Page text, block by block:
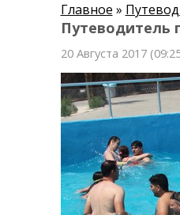
Главное »
Путеводитель
20 Августа 2017